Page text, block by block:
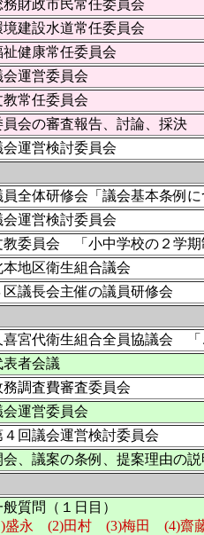
務財政市民常任委員会
境建設水道常任委員会
祉健康常任委員会
会運営委員会
教常任委員会
員会の審査報告、討論、採決
会運営検討委員会
員全体研修会「議会基本条例に
会運営検討委員会
教委員会 「小中学校の２学期
本地区衛生組合議会
区議長会主催の議員研修会
喜宮代衛生組合全員協議会 「
表者会議
務調査費審査委員会
会運営委員会
４回議会運営検討委員会
会、議案の条例、提案理由の説
般質問（１日目）
盛永 (2)田村 (3)梅田 (4)齋